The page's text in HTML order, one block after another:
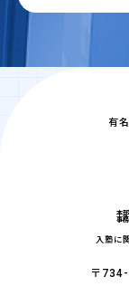
有
本部
事
入塾に
〒